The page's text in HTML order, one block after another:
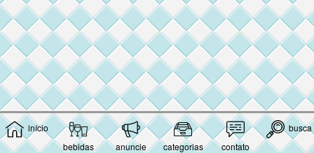
início
bebidas
anuncie categorias contato
busca